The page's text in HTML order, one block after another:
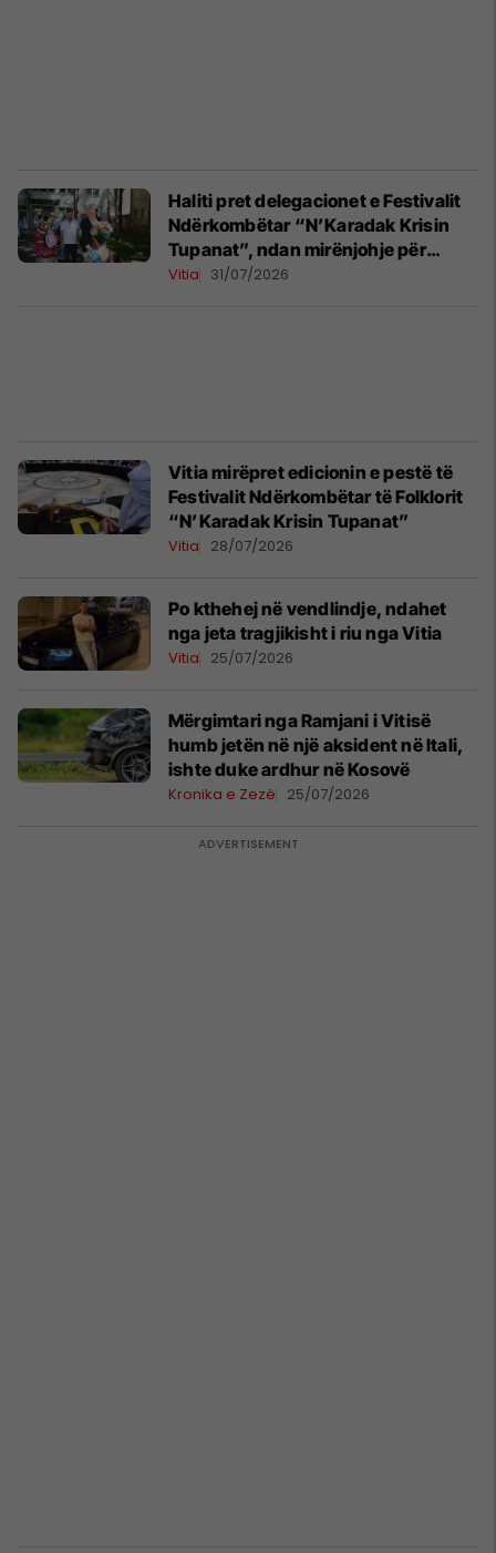
Haliti pret delegacionet e Festivalit
Ndërkombëtar “N’Karadak Krisin
Tupanat”, ndan mirënjohje për
pjesëmarrësit
Vitia 31/07/2026
Vitia mirëpret edicionin e pestë të
Festivalit Ndërkombëtar të Folklorit
“N’Karadak Krisin Tupanat”
Vitia 28/07/2026
Po kthehej në vendlindje, ndahet
nga jeta tragjikisht i riu nga Vitia
Vitia 25/07/2026
​Mërgimtari nga Ramjani i Vitisë
humb jetën në një aksident në Itali,
ishte duke ardhur në Kosovë
Kronika e Zezë 25/07/2026